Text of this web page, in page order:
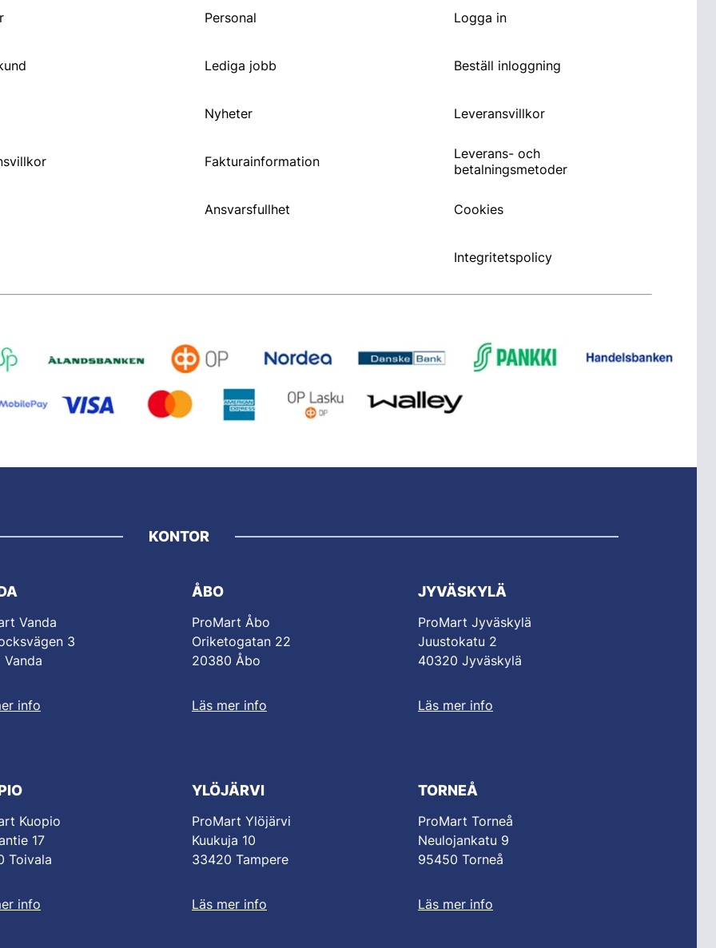
Personal
Lediga jobb
Nyheter
Fakturainformation
Ansvarsfullhet
Logga in
Beställ inloggning
Leveransvillkor
Leverans- och
betalningsmetoder
Cookies
Integritetspolicy
KONTOR
Vanda
3
Vanda
info
ÅBO
ProMart Åbo
Oriketogatan 22
20380 Åbo
Läs mer info
JYVÄSKYLÄ
ProMart Jyväskylä
Juustokatu 2
40320 Jyväskylä
Läs mer info
Kuopio
17
Toivala
info
YLÖJÄRVI
ProMart Ylöjärvi
Kuukuja 10
33420 Tampere
Läs mer info
TORNEÅ
ProMart Torneå
Neulojankatu 9
95450 Torneå
Läs mer info